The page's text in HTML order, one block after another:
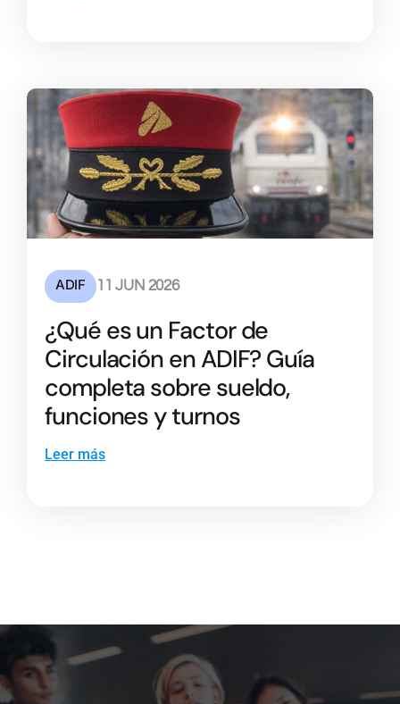
ADIF 11 JUN 2026
¿Qué es un Factor de
Circulación en ADIF? Guía
completa sobre sueldo,
funciones y turnos
Leer más